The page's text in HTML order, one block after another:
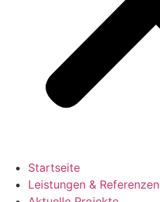
Startseite
Leistungen & Referenzen